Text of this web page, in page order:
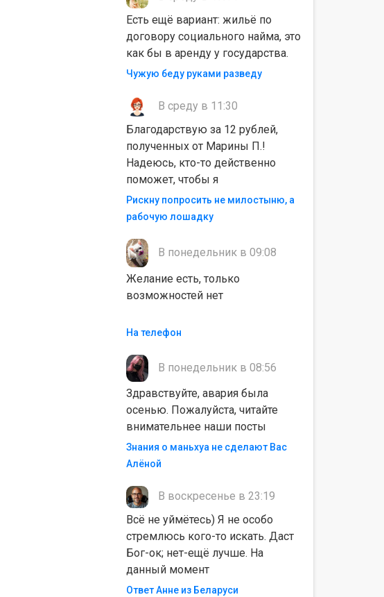
Есть ещё вариант: жильё по
договору социального найма, это
как бы в аренду у государства.
Чужую беду руками разведу
В среду в 11:30
Благодарствую за 12 рублей,
полученных от Марины П.!
Надеюсь, кто-то действенно
поможет, чтобы я
Рискну попросить не милостыню, а
рабочую лошадку
В понедельник в 09:08
Желание есть, только
возможностей нет
На телефон
В понедельник в 08:56
Здравствуйте, авария была
осенью. Пожалуйста, читайте
внимательнее наши посты
Знания о маньхуа не сделают Вас
Алëной
В воскресенье в 23:19
Всё не уймётесь) Я не особо
стремлюсь кого-то искать. Даст
Бог-ок; нет-ещё лучше. На
данный момент
Ответ Анне из Беларуси